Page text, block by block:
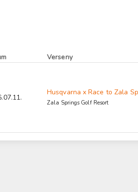
Verseny
Husqvarna x Race to Zala
Zala Springs Golf Resort